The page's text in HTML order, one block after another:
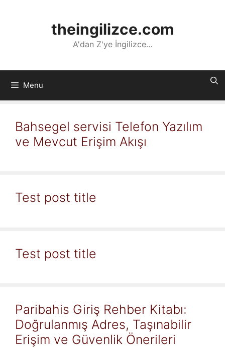
theingilizce.com
A'dan Z'ye İngilizce…
Menu
Bahsegel servisi Telefon Yazılım
ve Mevcut Erişim Akışı
Test post title
Test post title
Paribahis Giriş Rehber Kitabı:
Doğrulanmış Adres, Taşınabilir
Erişim ve Güvenlik Önerileri